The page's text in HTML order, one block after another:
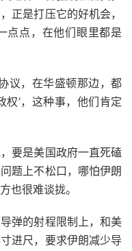
正是打压它的好机会，
点点，在他们眼里都是
议，在华盛顿那边，都
权’，这种事，他们肯定
要是美国政府一直死磕
题上不松口，哪怕伊朗
也很难谈拢。
弹的射程限制上，和美
进尺，要求伊朗减少导